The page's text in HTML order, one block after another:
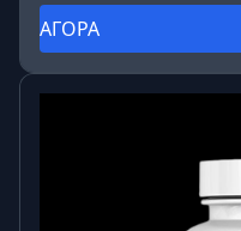
ΑΓΟΡΑ